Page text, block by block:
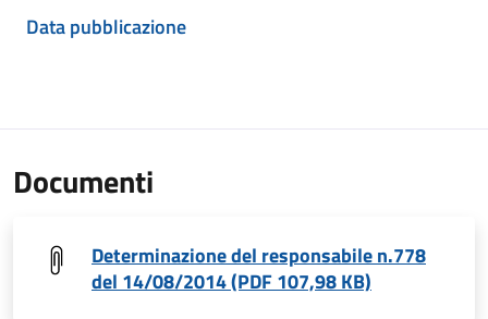
Data pubblicazione
Documenti
Determinazione del responsabile n.778
del 14/08/2014 (PDF 107,98 KB)